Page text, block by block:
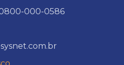
000-0586